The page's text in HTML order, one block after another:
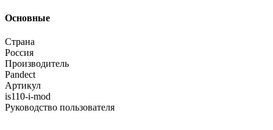
Основные
Страна
Россия
Производитель
Pandect
Артикул
is110-i-mod
Руководство пользователя